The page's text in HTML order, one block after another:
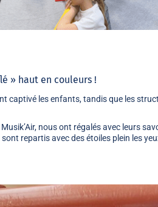
» haut en couleurs !
captivé les enfants, tandis que les
nous ont régalés avec leurs
repartis avec des étoiles plein les